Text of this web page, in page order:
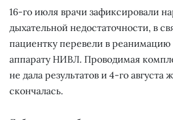
16-го июля врачи зафиксировали
дыхательной недостаточности, в
пациентку перевели в
аппарату НИВЛ. Проводимая
не дала результатов и 4-го августа
скончалась.